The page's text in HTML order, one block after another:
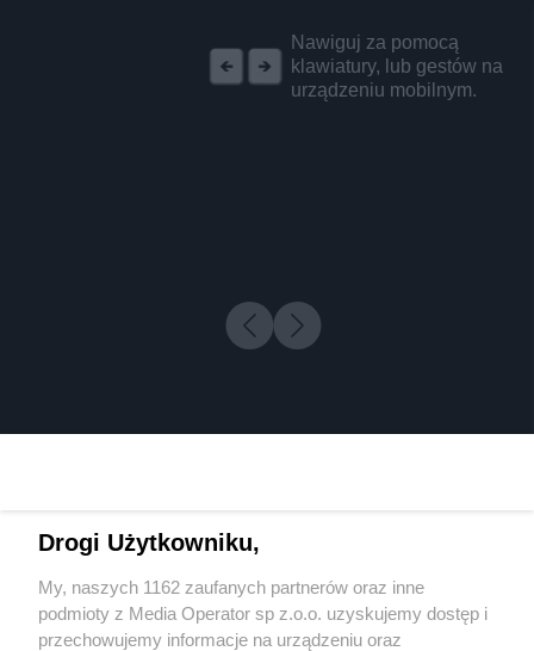
Nawiguj za pomocą
klawiatury, lub gestów na
urządzeniu mobilnym.
Wydawca mediów lokalnych
Drogi Użytkowniku,
My, naszych 1162 zaufanych partnerów oraz inne
podmioty z Media Operator sp z.o.o. uzyskujemy dostęp i
przechowujemy informacje na urządzeniu oraz